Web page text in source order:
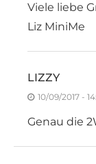
Viele liebe
Liz MiniMe
LIZZY
10/09/2017 -
Genau die